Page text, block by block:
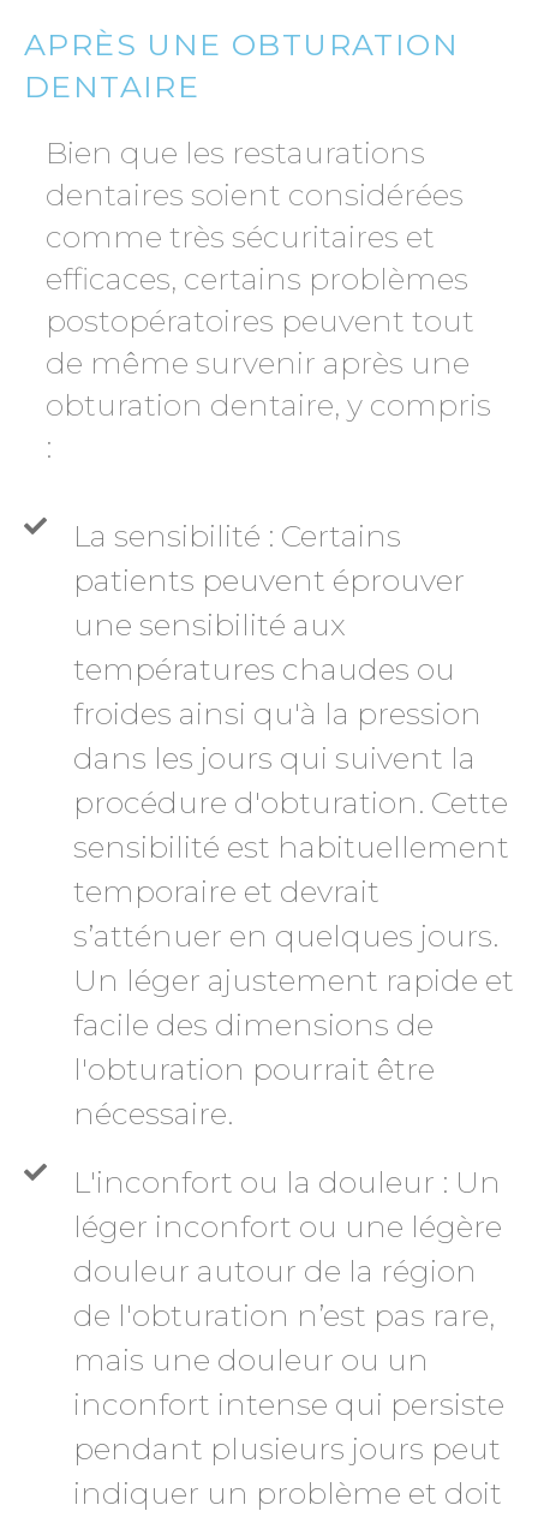
APRÈS UNE OBTURATION
DENTAIRE
Bien que les restaurations
dentaires soient considérées
comme très sécuritaires et
efficaces, certains problèmes
postopératoires peuvent tout
de même survenir après une
obturation dentaire, y compris
:
La sensibilité : Certains
patients peuvent éprouver
une sensibilité aux
températures chaudes ou
froides ainsi qu'à la pression
dans les jours qui suivent la
procédure d'obturation. Cette
sensibilité est habituellement
temporaire et devrait
s’atténuer en quelques jours.
Un léger ajustement rapide et
facile des dimensions de
l'obturation pourrait être
nécessaire.
L'inconfort ou la douleur : Un
léger inconfort ou une légère
douleur autour de la région
de l'obturation n’est pas rare,
mais une douleur ou un
inconfort intense qui persiste
pendant plusieurs jours peut
indiquer un problème et doit